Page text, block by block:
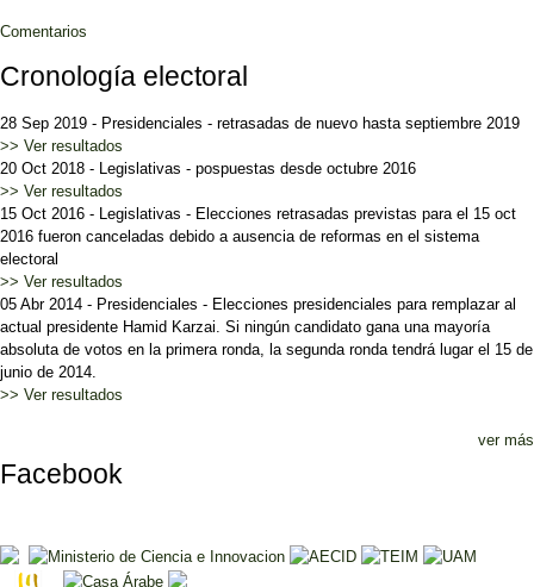
Comentarios
Cronología electoral
28 Sep 2019 - Presidenciales - retrasadas de nuevo hasta septiembre 2019
>> Ver resultados
20 Oct 2018 - Legislativas - pospuestas desde octubre 2016
>> Ver resultados
15 Oct 2016 - Legislativas - Elecciones retrasadas previstas para el 15 oct
2016 fueron canceladas debido a ausencia de reformas en el sistema
electoral
>> Ver resultados
05 Abr 2014 - Presidenciales - Elecciones presidenciales para remplazar al
actual presidente Hamid Karzai. Si ningún candidato gana una mayoría
absoluta de votos en la primera ronda, la segunda ronda tendrá lugar el 15 de
junio de 2014.
>> Ver resultados
ver más
Facebook